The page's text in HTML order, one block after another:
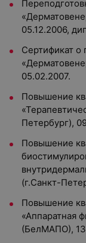
05.12.2006,
Сертификат о
05.02.2007.
Повышение
Петербург),
Повышение
(г.Санкт-
Повышение
«Аппаратная
(БелМАПО),